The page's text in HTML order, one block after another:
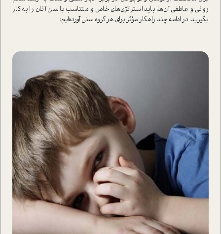
روانی و عاطفی آن‌ها، باید استراتژی‌های خاص و متناسب با سن آنان را به کار
بگیرید. در ادامه چند راهکار مؤثر برای هر گروه سنی آورده‌ایم: